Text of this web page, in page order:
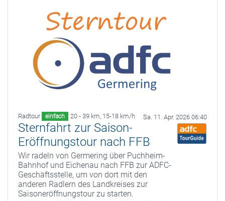
Radtour einfach 20 - 39 km, 15-18 km/h Sa. 11. Apr. 2026 06:40
Sternfahrt zur Saison-
Eröffnungstour nach FFB
Wir radeln von Germering über Puchheim-
Bahnhof und Eichenau nach FFB zur ADFC-
Geschäftsstelle, um von dort mit den
anderen Radlern des Landkreises zur
Saisoneröffnungstour zu starten.